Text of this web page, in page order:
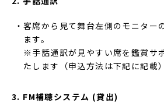
客席から見て舞台左側のモニター
ます。
※手話通訳が見やすい席を鑑賞サ
たします（申込方法は下記に記載）
3. FM補聴システム (貸出)